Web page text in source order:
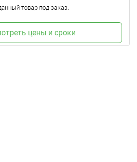
товар под заказ.
цены и сроки